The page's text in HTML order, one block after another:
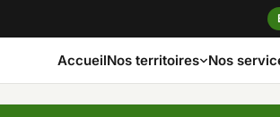
AccueilNos territoires Nos